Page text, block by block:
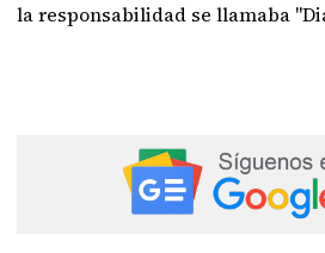
la responsabilidad se llamaba